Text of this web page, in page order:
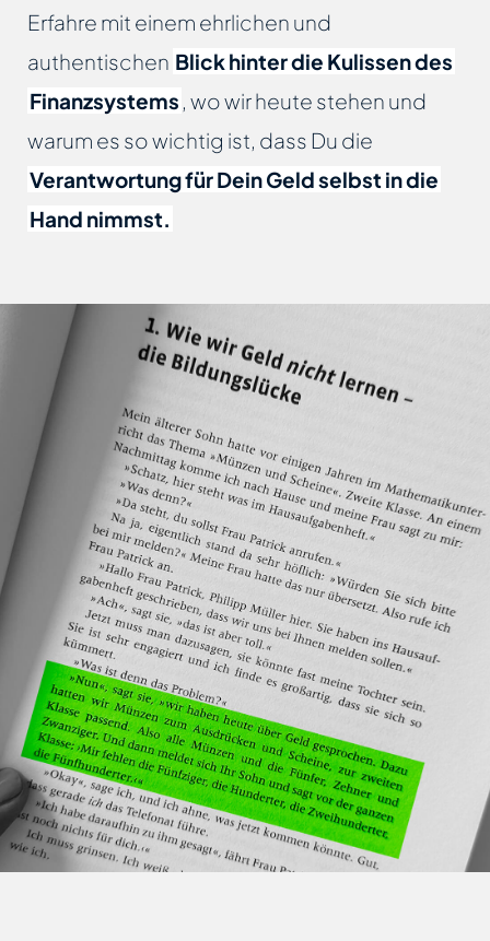
Erfahre mit einem ehrlichen und
authentischen Blick hinter die Kulissen des
Finanzsystems , wo wir heute stehen und
warum es so wichtig ist, dass Du die
Verantwortung für Dein Geld selbst in die
Hand nimmst.